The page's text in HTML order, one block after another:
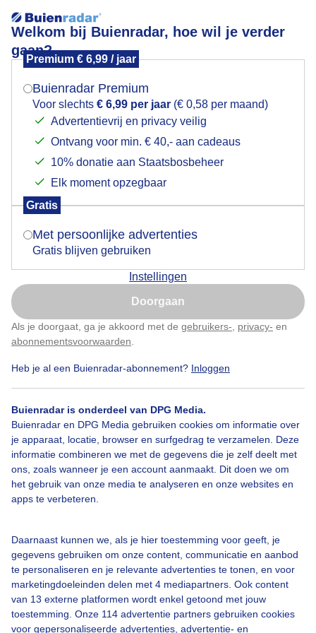
Welkom bij Buienradar, hoe wil je verder
gaan?
Premium € 6,99 / jaar
Buienradar Premium
Voor slechts € 6,99 per jaar (€ 0,58 per maand)
Advertentievrij en privacy veilig
Ontvang voor min. € 40,- aan cadeaus
10% donatie aan Staatsbosbeheer
Elk moment opzegbaar
Gratis
Met persoonlijke advertenties
Gratis blijven gebruiken
Instellingen
Doorgaan
Als je doorgaat, ga je akkoord met de gebruikers- privacy- en
abonnementsvoorwaarden
Heb je al een Buienradar-abonnement? Inloggen
Buienradar is onderdeel van DPG Media.
Buienradar en DPG Media gebruiken cookies om informatie over
je apparaat, locatie, browser en surfgedrag te verzamelen. Deze
informatie combineren we met de gegevens die je zelf deelt met
ons, zoals wanneer je een account aanmaakt. Dit doen we om
het gebruik van onze media te analyseren en onze websites en
apps te verbeteren.
Daarnaast kunnen we, als je hier toestemming voor geeft, je
gegevens gebruiken om onze content, communicatie en aanbod
te personaliseren en je relevante advertenties te tonen, en voor
marketingdoeleinden delen met 4 mediapartners. Ook content
van 13 externe platformen wordt enkel getoond met jouw
toestemming. Onze 114 advertentie partners gebruiken cookies
voor gepersonaliseerde advertenties, advertentie- en
aangekleedopstrand
Een moment geduld aub...
Populaire categorieën
Lente
Zomer
Over Buienradar
Bedrijfsgegevens
Veelgestelde vragen
Contact
Toegankelijkheid
Buienradar Team
Privacy beleid
Cookie beleid
Privacy instellingen
Mogen we je locatie gebruiken voor het
Indien je hier nog geen akkoord op hebt gegeven,
verschijnt er zo een pop-up uit je browser waarin
Is goed, toon de popup
Nu niet, misschien later
Klik hierom dit aan te passen